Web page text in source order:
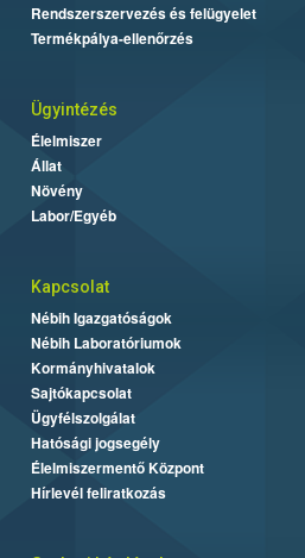
Rendszerszervezés és felügyelet
Termékpálya-ellenőrzés
Ügyintézés
Élelmiszer
Állat
Növény
Labor/Egyéb
Kapcsolat
Nébih Igazgatóságok
Nébih Laboratóriumok
Kormányhivatalok
Sajtókapcsolat
Ügyfélszolgálat
Hatósági jogsegély
Élelmiszermentő Központ
Hírlevél feliratkozás